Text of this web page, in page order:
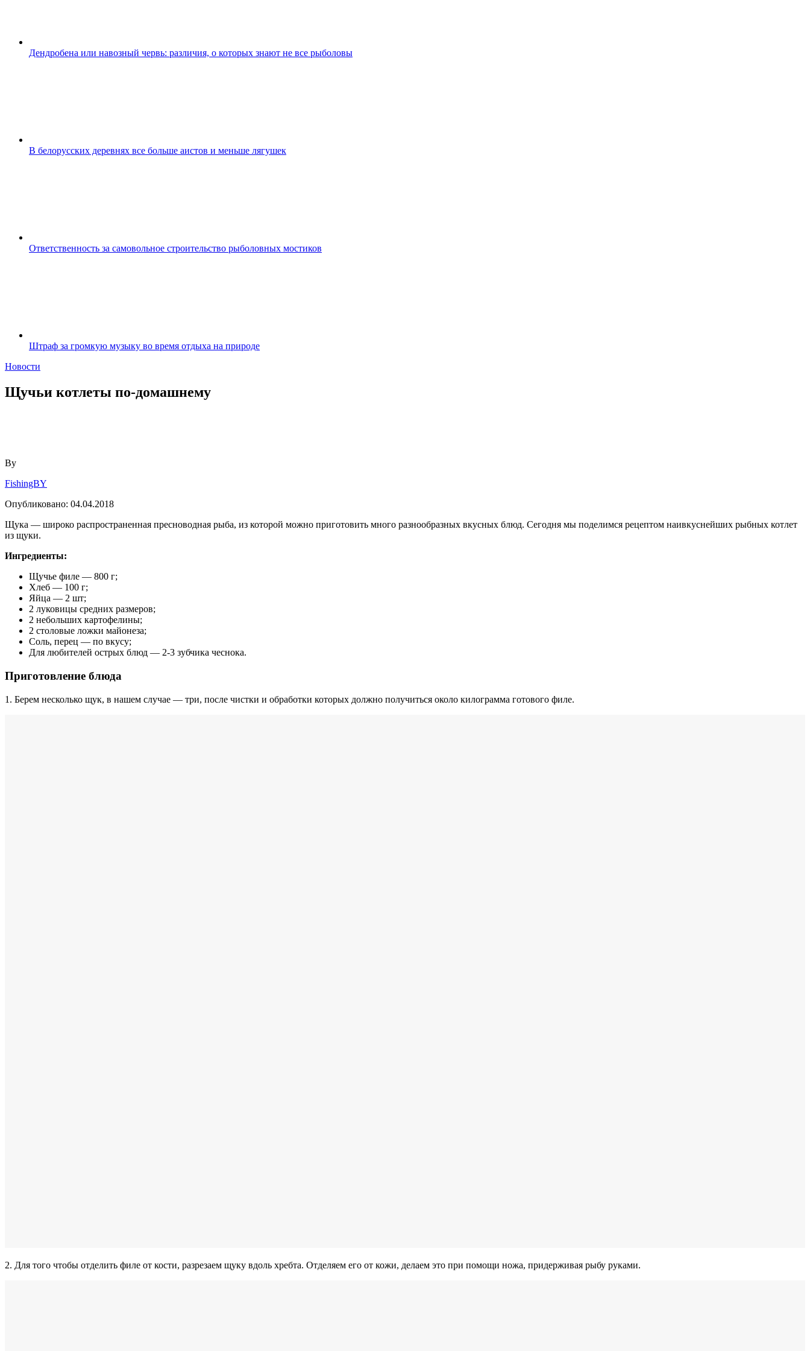
Дендробена или навозный червь: различия, о которых знают не все рыболовы
В белорусских деревнях все больше аистов и меньше лягушек
Ответственность за самовольное строительство рыболовных мостиков
Штраф за громкую музыку во время отдыха на природе
Новости
Щучьи котлеты по-домашнему
By
FishingBY
Опубликовано: 04.04.2018
Щука — широко распространенная пресноводная рыба, из которой можно приготовить много разнообразных вкусных блюд. Сегодня мы поделимся рецептом наивкуснейших рыбных котлет
из щуки.
Ингредиенты:
Щучье филе — 800 г;
Хлеб — 100 г;
Яйца — 2 шт;
2 луковицы средних размеров;
2 небольших картофелины;
2 столовые ложки майонеза;
Соль, перец — по вкусу;
Для любителей острых блюд — 2-3 зубчика чеснока.
Приготовление блюда
1. Берем несколько щук, в нашем случае — три, после чистки и обработки которых должно получиться около килограмма готового филе.
2. Для того чтобы отделить филе от кости, разрезаем щуку вдоль хребта. Отделяем его от кожи, делаем это при помощи ножа, придерживая рыбу руками.